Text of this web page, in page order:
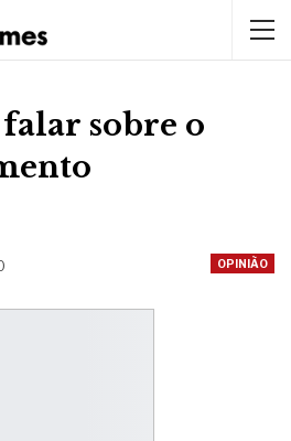
sobre o
OPINIÃO